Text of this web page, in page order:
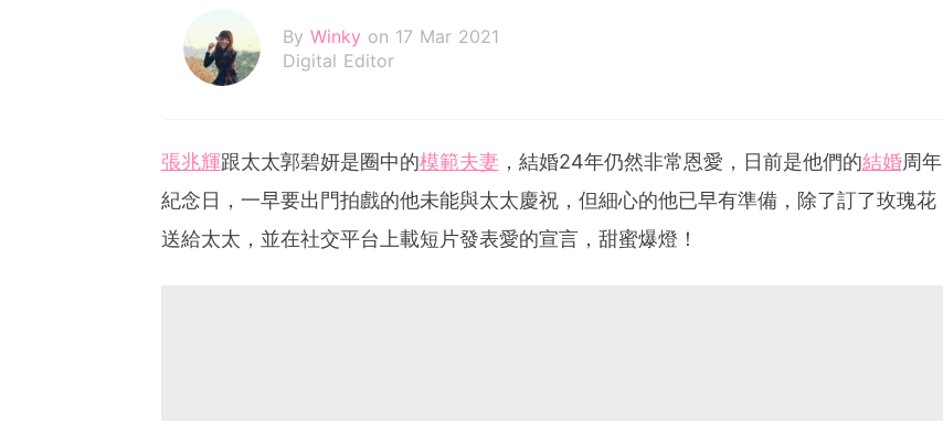
By Winky on 17 Mar 2021
Digital Editor
張兆輝跟太太郭碧妍是圈中的模範夫妻 ，結婚24年仍然非常恩愛，日前是他們的結婚周年
紀念日，一早要出門拍戲的他未能與太太慶祝，但細心的他已早有準備，除了訂了玫瑰花
送給太太，並在社交平台上載短片發表愛的宣言，甜蜜爆燈！